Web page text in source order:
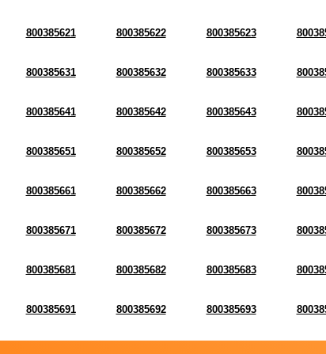
800385621 800385622 800385623
800385631 800385632 800385633
800385641 800385642 800385643
800385651 800385652 800385653
800385661 800385662 800385663
800385671 800385672 800385673
800385681 800385682 800385683
800385691 800385692 800385693